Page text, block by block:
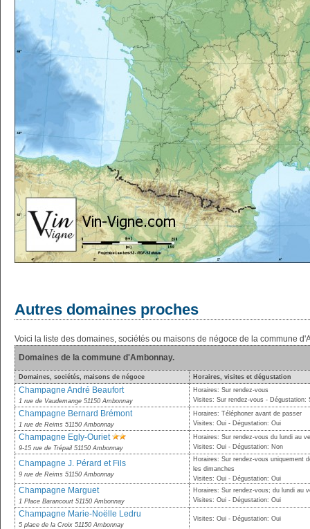
Autres domaines proches
Voici la liste des domaines, sociétés ou maisons de négoce de la commune
Domaines de la commune d'Ambonnay.
Domaines, sociétés, maisons de négoce Horaires, visites et dégustation
Champagne André Beaufort
1 rue de Vaudemange 51150 Ambonnay
Horaires: Sur rendez-vous
Visites: Sur rendez-vous - Dégustation:
Champagne Bernard Brémont
1 rue de Reims 51150 Ambonnay
Horaires: Téléphoner avant de passer
Visites: Oui - Dégustation: Oui
Champagne Egly-Ouriet
9-15 rue de Trépail 51150 Ambonnay
Horaires: Sur rendez-vous du lundi au
Visites: Oui - Dégustation: Non
Champagne J. Pérard et Fils
9 rue de Reims 51150 Ambonnay
Horaires: Sur rendez-vous uniquement
les dimanches
Visites: Oui - Dégustation: Oui
Champagne Marguet
1 Place Barancourt 51150 Ambonnay
Horaires: Sur rendez-vous; du lundi au
Visites: Oui - Dégustation: Oui
Champagne Marie-Noëlle Ledru
5 place de la Croix 51150 Ambonnay
Visites: Oui - Dégustation: Oui